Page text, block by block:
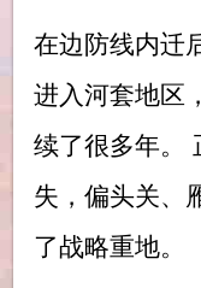
在边防线内迁
进入河套地区
续了很多年。
失，偏头关、
了战略重地。